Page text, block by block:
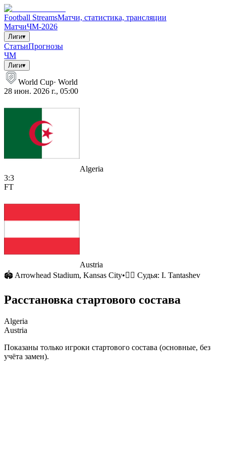
Football StreamsМатчи, статистика, трансляции
МатчиЧМ-2026
Лиги▾
СтатьиПрогнозы
ЧМ
Лиги▾
World Cup· World
28 июн. 2026 г., 05:00
Algeria
3:3
FT
Austria
🏟 Arrowhead Stadium, Kansas City•🧑‍⚖️ Судья: I. Tantashev
Расстановка стартового состава
Algeria
Austria
Показаны только игроки стартового состава (основные, без
учёта замен).